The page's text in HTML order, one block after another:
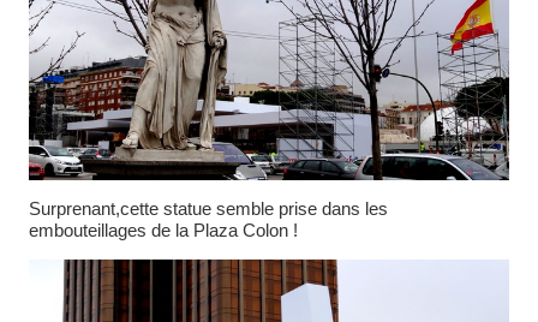
Surprenant,cette statue semble prise dans les
embouteillages de la Plaza Colon !